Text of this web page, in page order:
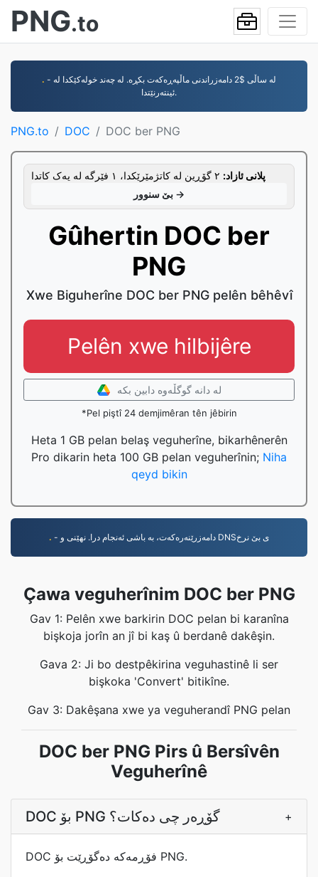
PNG.to
. - لە ساڵی $2 دامەزراندنی ماڵپەڕەکەت بکڕە. لە چەند خولەکێکدا لە
ئینتەرنێتدا.
PNG.to DOC DOC ber PNG
پلانی ئازاد:
بێ سنوور →
Gûhertin DOC ber
PNG
Xwe Biguherîne DOC ber PNG pelên bêhêvî
Pelên xwe hilbijêre
لە دانە گوگڵەوە دابین بکە
*Pel piştî 24 demjimêran tên jêbirin
Heta 1 GB pelan belaş veguherîne, bikarhênerên
Pro dikarin heta 100 GB pelan veguherînin; Niha
qeyd bikin
. - دامەزرێنەرەکەت، بە باشی ئەنجام درا. نهێنی و DNSی بێ نرخ
Çawa veguherînim DOC ber PNG
Gav 1: Pelên xwe barkirin DOC pelan bi karanîna
bişkoja jorîn an jî bi kaş û berdanê dakêşin.
Gava 2: Ji bo destpêkirina veguhastinê li ser
bişkoka 'Convert' bitikîne.
Gav 3: Dakêşana xwe ya veguherandî PNG pelan
DOC ber PNG Pirs û Bersîvên
Veguherînê
DOC بۆ PNG گۆڕەر چی دەکات؟ +
DOC فۆڕمەکە دەگۆڕێت بۆ PNG.